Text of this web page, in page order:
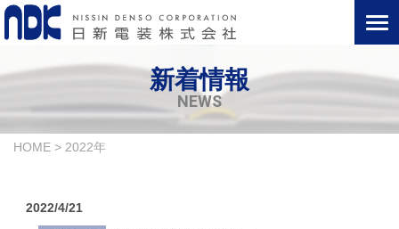
新着情報
NEWS
HOME > 2022年
2022/4/21